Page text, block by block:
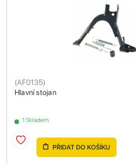
Hlavní stojan
(AF0135)
1 Skladem
PŘIDAT DO KOŠÍKU